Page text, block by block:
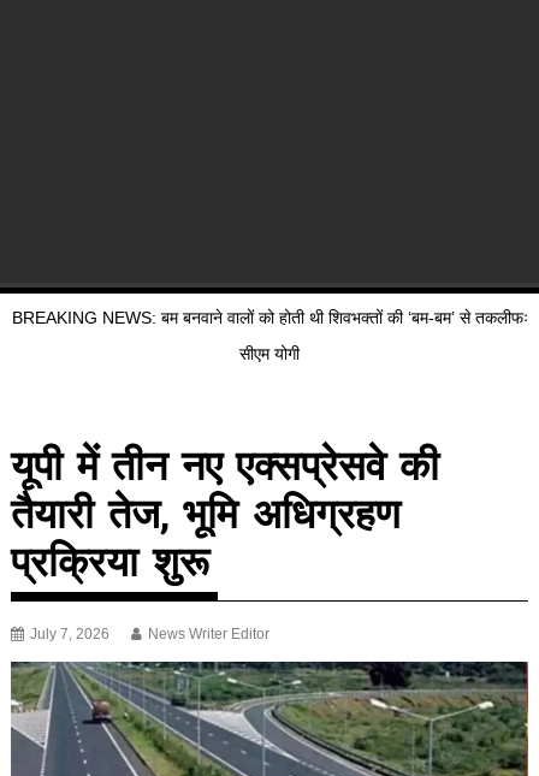
BREAKING NEWS: बम बनवाने वालों को होती थी शिवभक्तों की ‘बम-बम’ से तकलीफः
सीएम योगी
यूपी में तीन नए एक्सप्रेसवे की
तैयारी तेज, भूमि अधिग्रहण
प्रक्रिया शुरू
July 7, 2026 News Writer Editor